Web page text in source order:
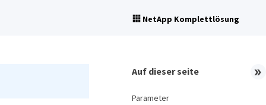
NetApp Komplettlösung
Auf dieser seite
Parameter